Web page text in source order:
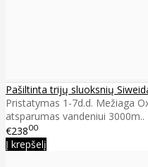
Pašiltinta trijų sluoksnių
Pristatymas 1-7d.d. Mežiaga
atsparumas vandeniui 3000m..
€23800
Į krepšelį